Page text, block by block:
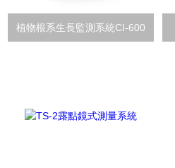
植物根系生長監測系統CI-600